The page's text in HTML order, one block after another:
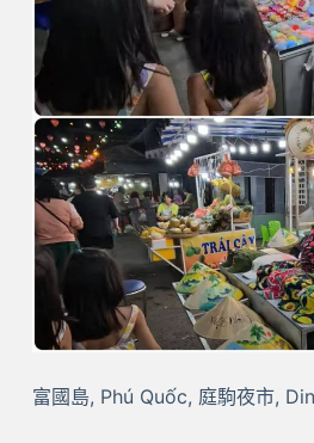
富國島, Phú Quốc, 庭駒夜市,